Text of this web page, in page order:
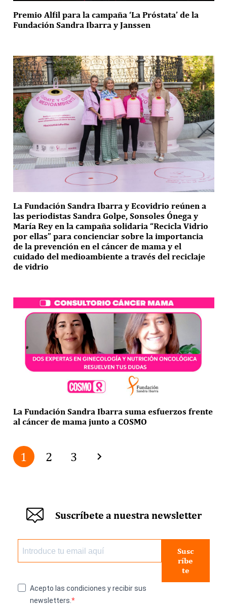
Premio Alfil para la campaña ‘La Próstata’ de la
Fundación Sandra Ibarra y Janssen
La Fundación Sandra Ibarra y Ecovidrio reúnen a
las periodistas Sandra Golpe, Sonsoles Ónega y
María Rey en la campaña solidaria “Recicla Vidrio
por ellas” para concienciar sobre la importancia
de la prevención en el cáncer de mama y el
cuidado del medioambiente a través del reciclaje
de vidrio
La Fundación Sandra Ibarra suma esfuerzos frente
al cáncer de mama junto a COSMO
1 2 3
Suscríbete a nuestra newsletter
Susc
ríbe
te
Acepto las condiciones y recibir sus
newsletters.